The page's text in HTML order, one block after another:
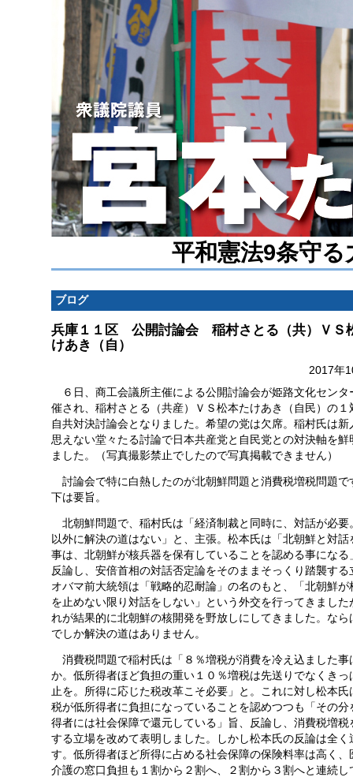
平和憲法9条守
ブログ
兵庫１１区 公開討論会 稲村さとる（共）ＶＳ
けあき（自）
2017年
６日、商工会議所主催による公開討論会が姫路文化センタ
催され、稲村さとる（共産）ＶＳ松本たけあき（自民）の１
自共対決討論会となりました。希望の党は欠席。稲村氏は新
思えない堂々たる討論で日本共産党と自民党との対決軸を鮮
ました。（写真撮影禁止でしたので写真掲載できません）
討論会で特に白熱したのが北朝鮮問題と消費税増税問題で
下は要旨。
北朝鮮問題で、稲村氏は「経済制裁と同時に、対話が必要
以外に解決の道はない」と、主張。松本氏は「北朝鮮と対話
事は、北朝鮮が核兵器を保有していることを認める事になる
反論し、安倍首相の対話否定論をそのままそっくり踏襲する
オバマ前大統領は「戦略的忍耐論」の名のもと、「北朝鮮が
を止めない限り対話をしない」という外交を行ってきました
れが結果的に北朝鮮の核開発を野放しにしてきました。なら
でしか解決の道はありません。
消費税問題で稲村氏は「８％増税が消費を冷え込ました事
か。低所得者ほど負担の重い１０％増税は先送りでなくきっ
止を。所得に応じた税改革こそ必要」と。これに対し松本氏
税が低所得者に負担になっていることを認めつつも「その分
得者には社会保障で還元している」旨、反論し、消費税増税
する立場を改めて表明しました。しかし松本氏の反論は全く
す。低所得者ほど所得に占める社会保障の保険料率は高く、
介護の窓口負担も１割から２割へ、２割から３割へと連続し